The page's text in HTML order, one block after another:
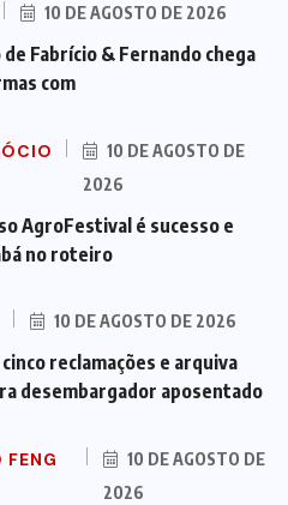
10 DE AGOSTO DE 2026
de Fabrício & Fernando chega
com
10 DE AGOSTO DE
2026
AgroFestival é sucesso e
no roteiro
10 DE AGOSTO DE 2026
reclamações e arquiva
desembargador aposentado
10 DE AGOSTO DE
2026